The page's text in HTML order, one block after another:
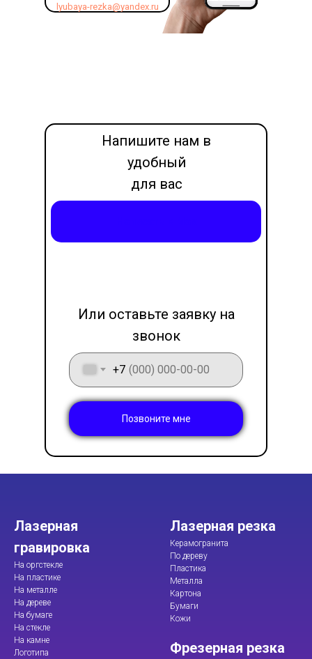
+7
Позвоните мне
Напишите нам в
удобный
для вас
месседжер
Или оставьте заявку на
звонок
lyubaya-rezka@yandex.ru
Лазерная
гравировка
На оргстекле
На пластике
На металле
На дереве
На бумаге
На стекле
На камне
Логотипа
Лазерная резка
Керамогранита
По дереву
Пластика
Металла
Картона
Бумаги
Кожи
Фрезерная резка